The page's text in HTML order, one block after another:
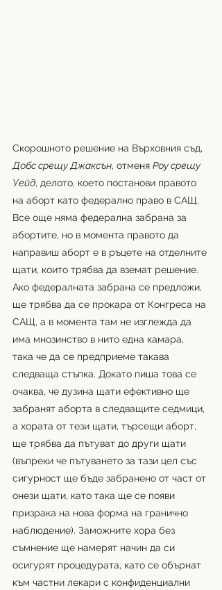
Скорошното решение на Върховния съд,
Добс срещу Джаксън, отменя Роу срещу
Уейд, делото, което постанови правото
на аборт като федерално право в САЩ.
Все още няма федерална забрана за
абортите, но в момента правото да
направиш аборт е в ръцете на отделните
щати, които трябва да вземат решение.
Ако федералната забрана се предложи,
ще трябва да се прокара от Конгреса на
САЩ, а в момента там не изглежда да
има мнозинство в нито една камара,
така че да се предприеме такава
следваща стъпка. Докато пиша това се
очаква, че дузина щати ефективно ще
забранят аборта в следващите седмици,
а хората от тези щати, търсещи аборт,
ще трябва да пътуват до други щати
(въпреки че пътуването за тази цел със
сигурност ще бъде забранено от част от
онези щати, като така ще се появи
призрака на нова форма на гранично
наблюдение). Заможните хора без
съмнение ще намерят начин да си
осигурят процедурата, като се обърнат
към частни лекари с конфиденциални